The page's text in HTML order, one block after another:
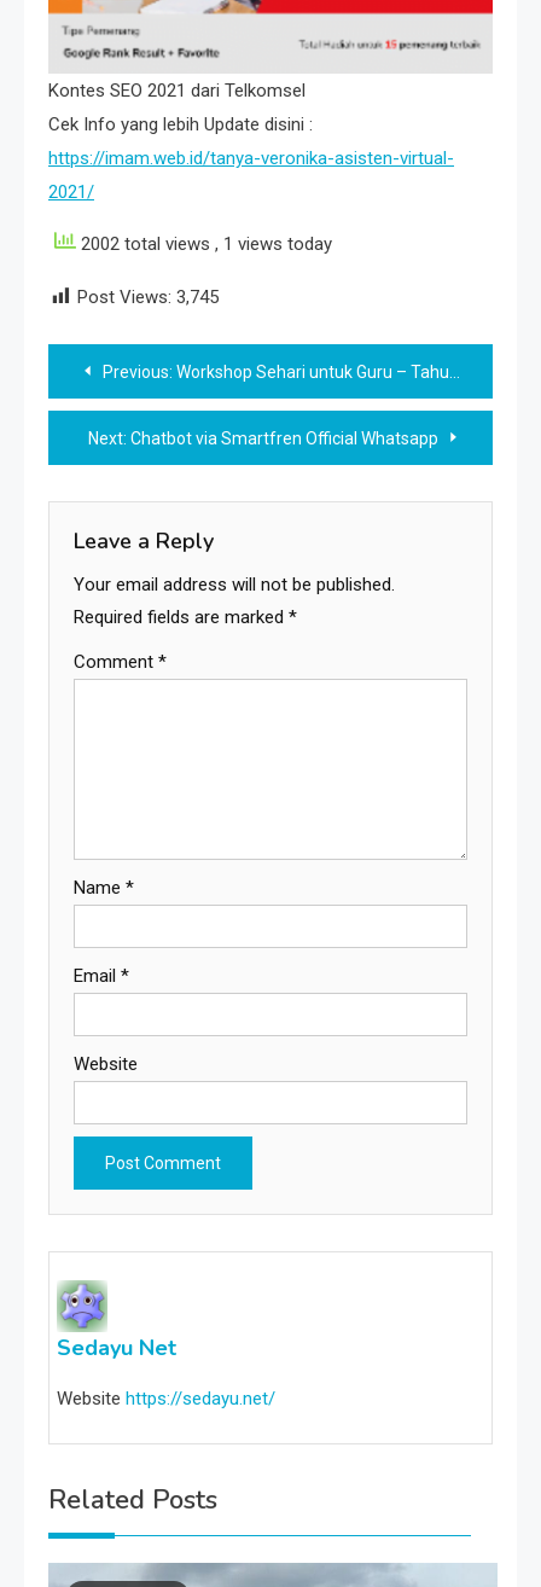
Kontes SEO 2021 dari Telkomsel
Cek Info yang lebih Update disini :
https://imam.web.id/tanya-veronika-asisten-virtual-
2021/
2002 total views , 1 views today
Post Views: 3,745
Post
navigation
Previous: Workshop Sehari untuk Guru – Tahu Tanggap Tangguh di Maret 2021
Next: Chatbot via Smartfren Official Whatsapp
Leave a Reply
Your email address will not be published.
Required fields are marked *
Comment *
Name *
Email *
Website
Sedayu Net
Website https://sedayu.net/
Related Posts